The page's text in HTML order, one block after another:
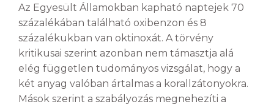
Az Egyesült Államokban kapható naptejek 70
százalékában található oxibenzon és 8
százalékukban van oktinoxát. A törvény
kritikusai szerint azonban nem támasztja alá
elég független tudományos vizsgálat, hogy a
két anyag valóban ártalmas a korallzátonyokra.
Mások szerint a szabályozás megnehezíti a